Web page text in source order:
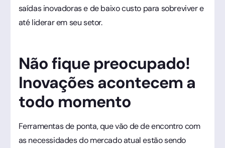
saídas inovadoras e de baixo custo para sobreviver e
até liderar em seu setor.
Não fique preocupado!
Inovações acontecem a
todo momento
Ferramentas de ponta, que vão de de encontro com
as necessidades do mercado atual estão sendo